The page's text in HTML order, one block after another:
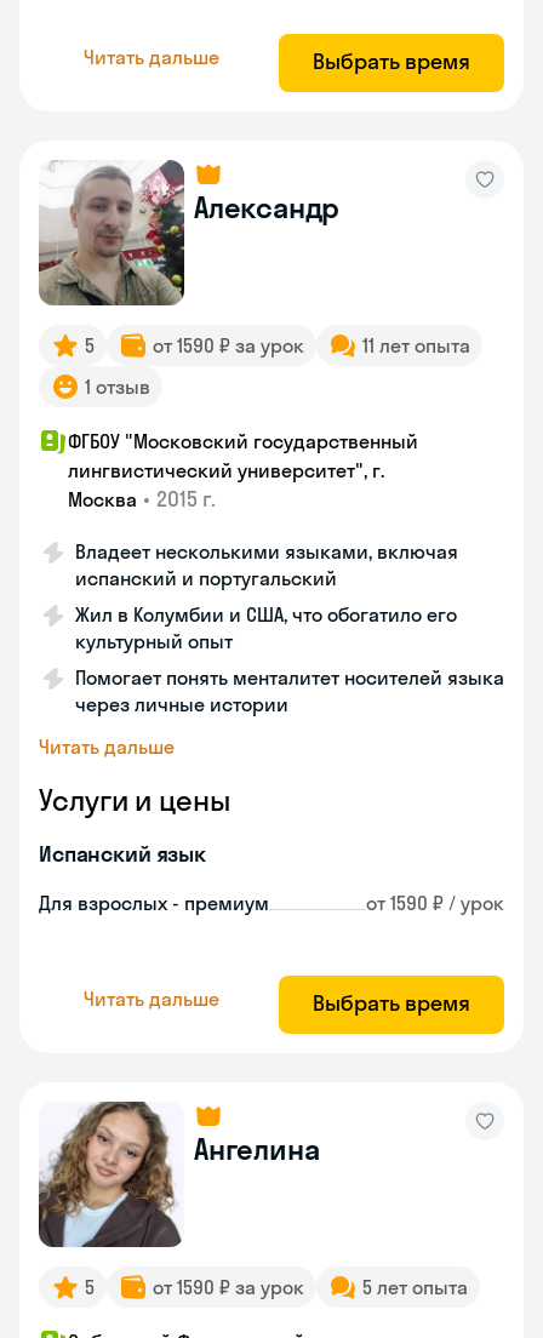
Читать дальше Выбрать время
Александр
5 от 1590 ₽ за урок
11 лет опыта
1 отзыв
ФГБОУ "Московский государственный
лингвистический университет", г.
Москва • 2015 г.
Владеет несколькими языками, включая
испанский и португальский
Жил в Колумбии и США, что обогатило его
культурный опыт
Помогает понять менталитет носителей языка
через личные истории
Читать дальше
Услуги и цены
Испанский язык
Для взрослых - премиум от 1590 ₽ / урок
Читать дальше Выбрать время
Ангелина
5 от 1590 ₽ за урок 5 лет опыта